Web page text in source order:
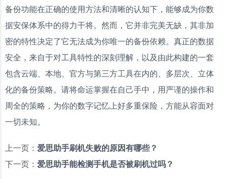
备份功能在正确的使用方法和清晰的认知下，能够成为你数
据安保体系中的得力干将。然而，它并非完美无缺，其非加
密的特性决定了它无法成为你唯一的备份依赖。真正的数据
安全，来自于对工具特性的深刻理解，以及由此构建的一套
包含云端、本地、官方与第三方工具在内的、多层次、立体
化的备份策略。请将命运掌握在自己手中，用严谨的操作和
周全的策略，为你的数字记忆上好多重保险，方能从容面对
一切未知。
上一页： 爱思助手刷机失败的原因有哪些？
下一页： 爱思助手能检测手机是否被刷机过吗？